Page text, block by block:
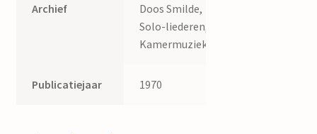
Archief
Doos Smilde,
Solo-liederen,
Kamermuziek.
Publicatiejaar 1970